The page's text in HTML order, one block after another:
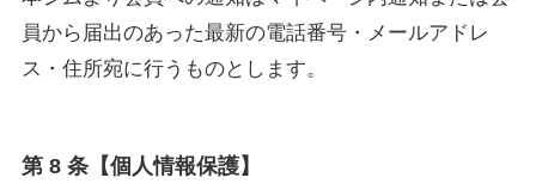
員から届出のあった最新の電話番号・メールアドレ
ス・住所宛に行うものとします。
第 8 条【個人情報保護】